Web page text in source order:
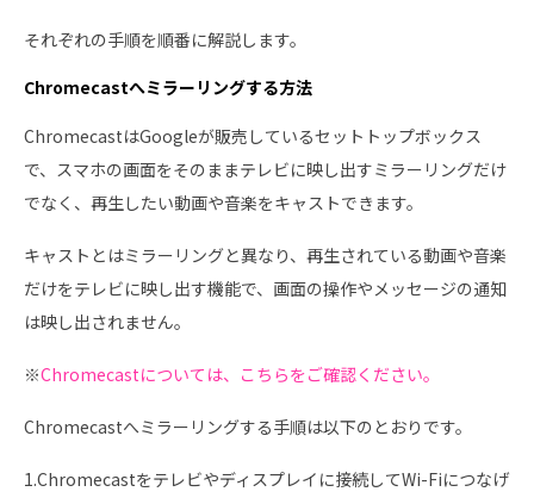
それぞれの手順を順番に解説します。
Chromecastへミラーリングする方法
ChromecastはGoogleが販売しているセットトップボックス
で、スマホの画面をそのままテレビに映し出すミラーリングだけ
でなく、再生したい動画や音楽をキャストできます。
キャストとはミラーリングと異なり、再生されている動画や音楽
だけをテレビに映し出す機能で、画面の操作やメッセージの通知
は映し出されません。
※Chromecastについては、こちらをご確認ください。
Chromecastへミラーリングする手順は以下のとおりです。
1.Chromecastをテレビやディスプレイに接続してWi-Fiにつなげ